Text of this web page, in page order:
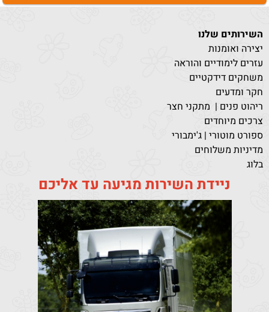
השירותים שלנו
יצירה ואומנות
עזרים לימודיים והוראה
משחקים דידקטיים
חקר ומדעים
ריהוט פנים | מתקני חצר
צרכים מיוחדים
ספורט מוטורי | ג'ימבורי
מדיניות משלוחים
בלוג
ניידת השירות מגיעה עד אליכם